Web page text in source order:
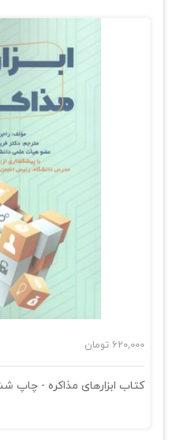
620,000 تومان
کتاب ابزارهای مذاکره - چاپ